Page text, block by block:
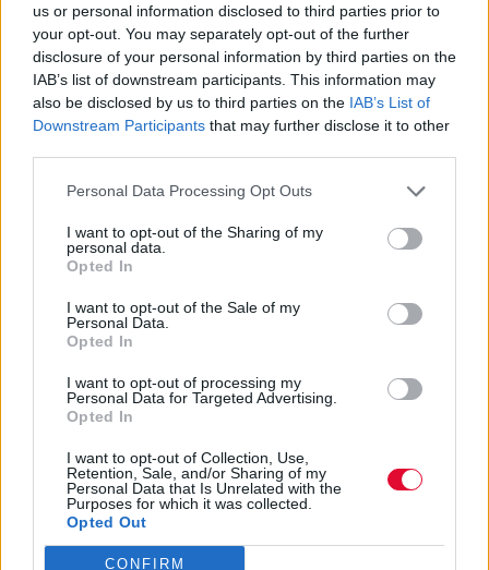
us or personal information disclosed to third parties prior to
your opt-out. You may separately opt-out of the further
disclosure of your personal information by third parties on the
IAB’s list of downstream participants. This information may
also be disclosed by us to third parties on the IAB’s List of
Downstream Participants that may further disclose it to other
Personal Data Processing Opt Outs
I want to opt-out of the Sharing of my
personal data.
Opted In
I want to opt-out of the Sale of my
Personal Data.
Opted In
I want to opt-out of processing my
Personal Data for Targeted Advertising.
Opted In
I want to opt-out of Collection, Use,
Retention, Sale, and/or Sharing of my
Personal Data that Is Unrelated with the
Purposes for which it was collected.
Opted Out
CONFIRM